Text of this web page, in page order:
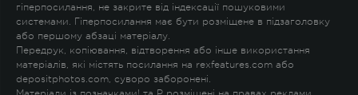
гіперпосилання, не закрите від індексації пошуковими
системами. Гіперпосилання має бути розміщене в підзаголовку
або першому абзаці матеріалу.
Передрук, копіювання, відтворення або інше використання
матеріалів, які містять посилання на rexfeatures.com або
depositphotos.com, суворо заборонені.